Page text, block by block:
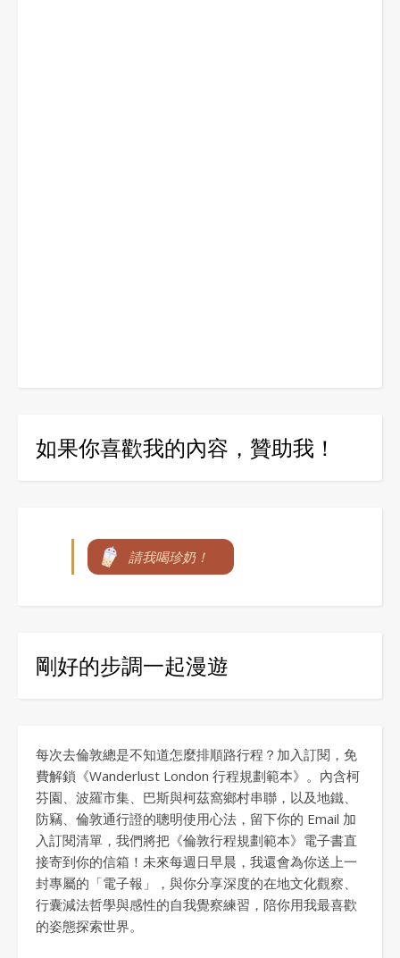
如果你喜歡我的內容，贊助我！
請我喝珍奶！
剛好的步調一起漫遊
每次去倫敦總是不知道怎麼排順路行程？加入訂閱，免
費解鎖《Wanderlust London 行程規劃範本》。內含柯
芬園、波羅市集、巴斯與柯茲窩鄉村串聯，以及地鐵、
防竊、倫敦通行證的聰明使用心法，留下你的 Email 加
入訂閱清單，我們將把《倫敦行程規劃範本》電子書直
接寄到你的信箱！未來每週日早晨，我還會為你送上一
封專屬的「電子報」，與你分享深度的在地文化觀察、
行囊減法哲學與感性的自我覺察練習，陪你用我最喜歡
的姿態探索世界。